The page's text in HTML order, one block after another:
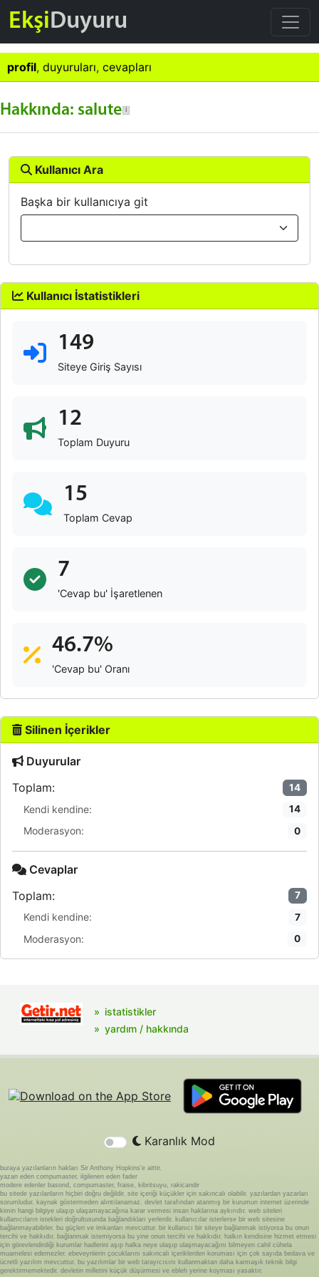
EkşiDuyuru
profil, duyuruları, cevapları
Hakkında: salute
Kullanıcı Ara
Başka bir kullanıcıya git
Kullanıcı İstatistikleri
149
Siteye Giriş Sayısı
12
Toplam Duyuru
15
Toplam Cevap
7
'Cevap bu' İşaretlenen
46.7%
'Cevap bu' Oranı
Silinen İçerikler
Duyurular
Toplam:
14
Kendi kendine: 14
Moderasyon: 0
Cevaplar
Toplam:
7
Kendi kendine: 7
Moderasyon: 0
istatistikler
yardım / hakkında
Karanlık Mod
buraya yazılanların hakları Sir Anthony Hopkins'e aittir.
yazan eden compumaster, ilgilenen eden fader
modere edenler basond, compumaster, fraise, kibritsuyu, rakicandir
bu sitede yazılanların hiçbiri doğru değildir. site içeriği küçükler için sakıncalı olabilir. yazılardan yazarları
sorumludur. kaynak göstermeden alıntılanamaz. devlet tarafından atanmış bir kurumun internet üzerinde
kimin hangi bilgiye ulaşıp ulaşamayacağına karar vermesi insan haklarına aykırıdır. web siteleri
kullanıcıların istekleri doğrultusunda bağlandıkları yerlerdir. kullanıcılar isterlerse bir web sitesine
bağlanmayabilirler. bu güçleri ve imkanları mevcuttur. bir kullanıcı bir siteye bağlanmak istiyorsa bu onun
tercihi ve hakkıdır. bağlanmak istemiyorsa bu yine onun tercihi ve hakkıdır. halkın kendisine hizmet etmesi
için görevlendirdiği kurumlar hadlerini aşıp halka neye ulaşıp ulaşmayacağını bilmeyen cahil cühela
muamelesi edemezler. ebeveynlerin çocuklarını sakıncalı içeriklerden koruması için çok sayıda bedava ve
ücretli yazılım mevcuttur. bu yazılımlar bir web tarayıcısını kullanmaktan daha karmaşık teknik bilgi
gerektirmemektedir. devletin milletini küçük düşürmesi ve ebleh yerine koyması yasaktır.